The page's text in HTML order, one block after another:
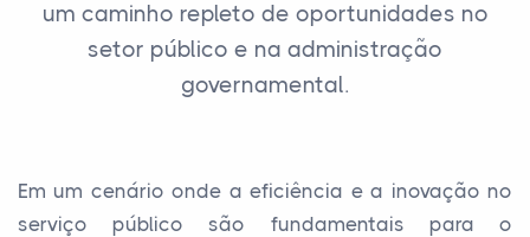
um caminho repleto de oportunidades no
setor público e na administração
governamental.
Em um cenário onde a eficiência e a inovação no
serviço público são fundamentais para o